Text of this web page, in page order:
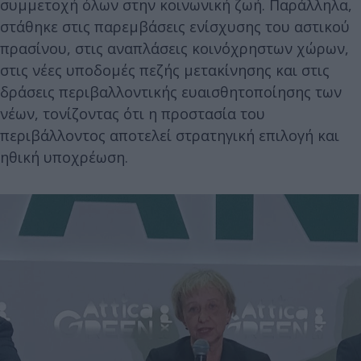
συμμετοχή όλων στην κοινωνική ζωή. Παράλληλα,
στάθηκε στις παρεμβάσεις ενίσχυσης του αστικού
πρασίνου, στις αναπλάσεις κοινόχρηστων χώρων,
στις νέες υποδομές πεζής μετακίνησης και στις
δράσεις περιβαλλοντικής ευαισθητοποίησης των
νέων, τονίζοντας ότι η προστασία του
περιβάλλοντος αποτελεί στρατηγική επιλογή και
ηθική υποχρέωση.